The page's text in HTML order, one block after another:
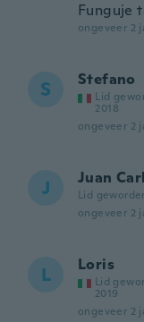
Funguje
ongeveer 2
S Stefano
Lid
2018
ongeveer 2
J Juan
Lid
ongeveer 2
L Loris
Lid
2019
ongeveer 2